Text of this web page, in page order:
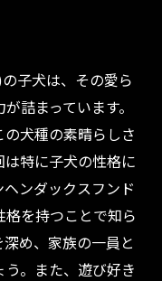
子犬は、その愛ら
詰まっています。
犬種の素晴らしさ
特に子犬の性格に
ンダックスフンド
を持つことで知ら
め、家族の一員と
。また、遊び好き